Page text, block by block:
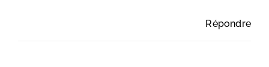
Répondre